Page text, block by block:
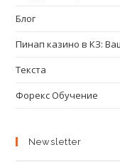
Блог
Пинап казино в КЗ:
Текста
Форекс Обучение
Newsletter